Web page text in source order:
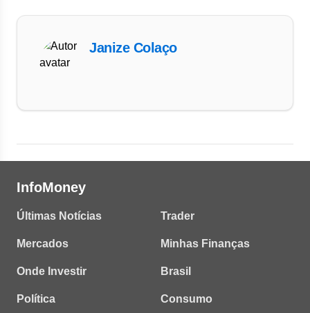
Janize Colaço
InfoMoney
Últimas Notícias
Mercados
Onde Investir
Política
Trader
Minhas Finanças
Brasil
Consumo